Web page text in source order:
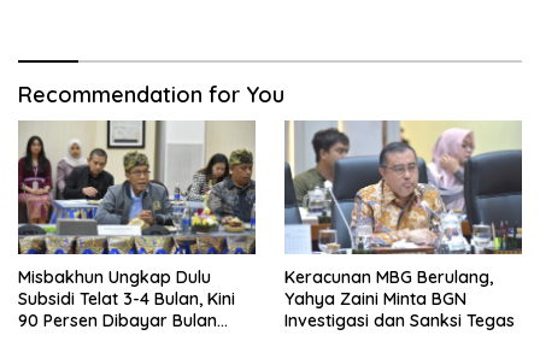
Recommendation for You
Misbakhun Ungkap Dulu
Subsidi Telat 3-4 Bulan, Kini
90 Persen Dibayar Bulan
Keracunan MBG Berulang,
Yahya Zaini Minta BGN
Investigasi dan Sanksi Tegas